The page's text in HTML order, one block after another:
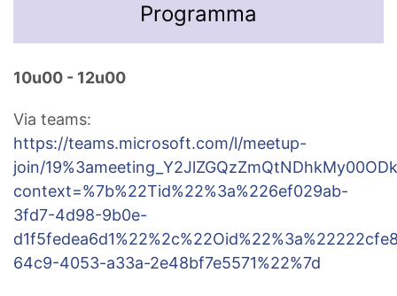
Programma
10u00 - 12u00
Via teams:
https://teams.microsoft.com/l/meetup-
join/
context=%7b%22Tid%22%3a%226ef029ab-
3fd7-4d98-9b0e-
64c9-4053-a33a-2e48bf7e5571%22%7d